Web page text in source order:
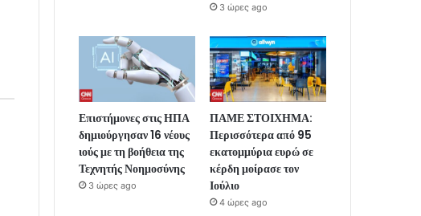
3 ώρες ago
Επιστήμονες στις ΗΠΑ
δημιούργησαν 16 νέους
ιούς με τη βοήθεια της
Τεχνητής Νοημοσύνης
3 ώρες ago
ΠΑΜΕ ΣΤΟΙΧΗΜΑ:
Περισσότερα από 95
εκατομμύρια ευρώ σε
κέρδη μοίρασε τον
Ιούλιο
4 ώρες ago